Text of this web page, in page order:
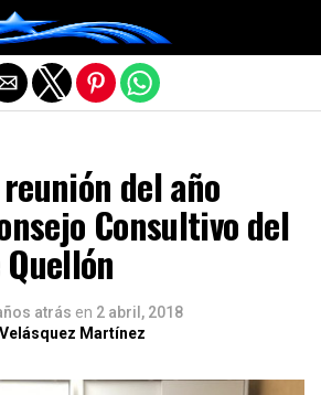
del año
Consultivo del
atrás en 2 abril, 2018
Martínez
de la versión móvil